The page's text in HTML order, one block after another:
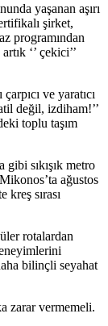
yaşanan aşırı
şirket,
programından
‘’ çekici’’
ve yaratıcı
değil, izdiham!’’
toplu taşım
gibi sıkışık metro
ağustos
kreş sırası
rotalardan
bilinçli seyahat
zarar vermemeli.